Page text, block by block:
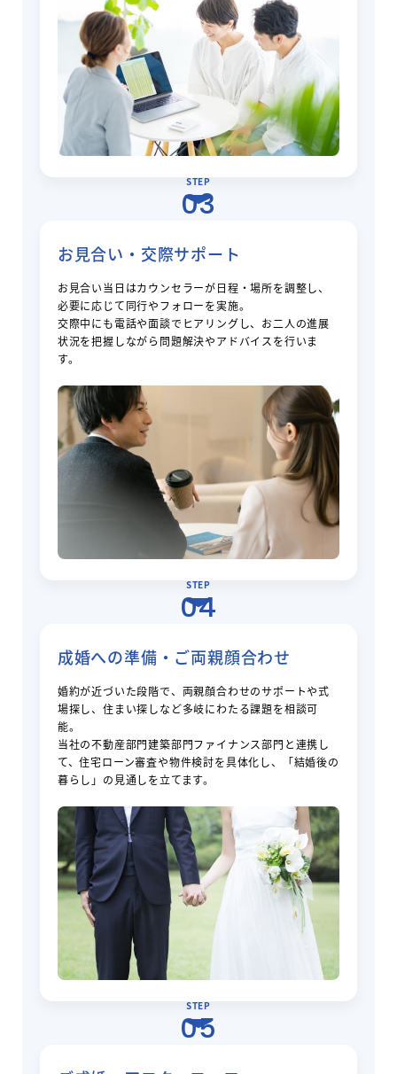
STEP
03
お見合い・交際サポート
お見合い当日はカウンセラーが日程・場所を調整し、
必要に応じて同行やフォローを実施。
交際中にも電話や面談でヒアリングし、お二人の進展
状況を把握しながら問題解決やアドバイスを行いま
す。
STEP
04
成婚への準備・ご両親顔合わせ
婚約が近づいた段階で、両親顔合わせのサポートや式
場探し、住まい探しなど多岐にわたる課題を相談可
能。
当社の不動産部門建築部門ファイナンス部門と連携し
て、住宅ローン審査や物件検討を具体化し、「結婚後の
暮らし」の見通しを立てます。
STEP
05